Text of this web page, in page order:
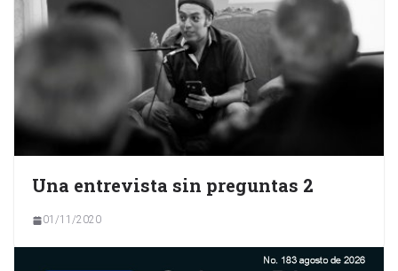
Una entrevista sin preguntas 2
01/11/2020